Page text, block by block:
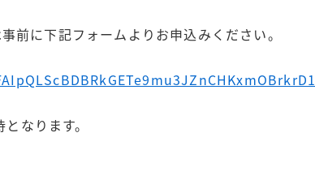
前に下記フォームよりお申込みください。
なります。